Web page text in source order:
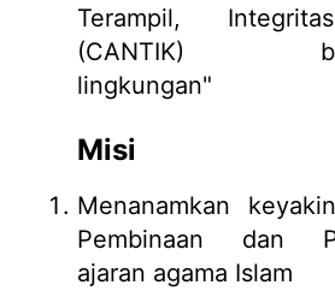
Terampil,
(CANTIK)
lingkungan"
Misi
Menanamkan
Pembinaan dan
ajaran agama Islam